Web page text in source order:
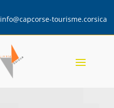
info@capcorse-tourisme.corsica